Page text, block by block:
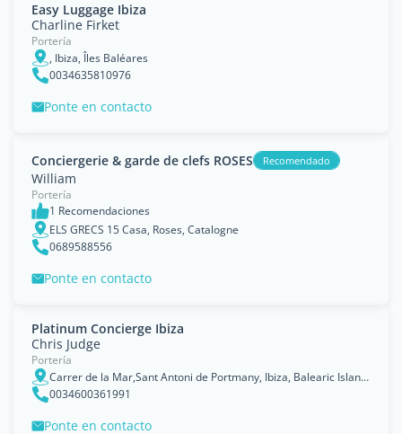
Easy Luggage Ibiza
Charline Firket
Portería
, Ibiza, Îles Baléares
0034635810976
Ponte en contacto
Conciergerie & garde de clefs ROSES Recomendado
William
Portería
1 Recomendaciones
ELS GRECS 15 Casa, Roses, Catalogne
0689588556
Ponte en contacto
Platinum Concierge Ibiza
Chris Judge
Portería
Carrer de la Mar,Sant Antoni de Portmany, Ibiza, Balearic Islands
0034600361991
Ponte en contacto